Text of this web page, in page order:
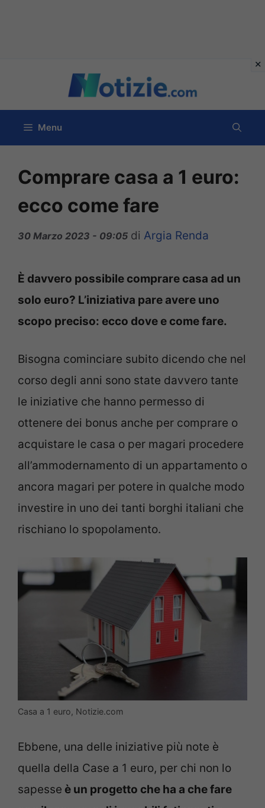
contenuto
Menu
Comprare casa a 1 euro:
ecco come fare
30 Marzo 2023 - 09:05 di Argia Renda
È davvero possibile comprare casa ad un
solo euro? L’iniziativa pare avere uno
scopo preciso: ecco dove e come fare.
Bisogna cominciare subito dicendo che nel
corso degli anni sono state davvero tante
le iniziative che hanno permesso di
ottenere dei bonus anche per comprare o
acquistare le casa o per magari procedere
all’ammodernamento di un appartamento o
ancora magari per potere in qualche modo
investire in uno dei tanti borghi italiani che
rischiano lo spopolamento.
Casa a 1 euro, Notizie.com
Ebbene, una delle iniziative più note è
quella della Case a 1 euro, per chi non lo
sapesse è un progetto che ha a che fare